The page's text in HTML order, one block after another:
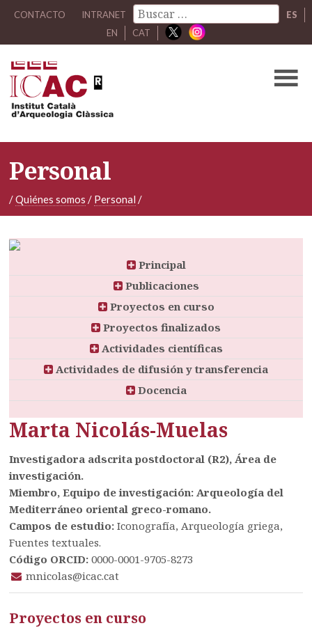
CONTACTO INTRANET
ES
EN
CAT
Personal
/Quiénes somos / Personal /
Principal
Publicaciones
Proyectos en curso
Proyectos finalizados
Actividades científicas
Actividades de difusión y transferencia
Docencia
Marta Nicolás-Muelas
Investigadora adscrita postdoctoral (R2), Área de
investigación.
Miembro, Equipo de investigación: Arqueología del
Mediterráneo oriental greco-romano.
Campos de estudio:Iconografía, Arqueología griega,
Fuentes textuales.
Código ORCID: 0000-0001-9705-8273
mnicolas@icac.cat
Proyectos en curso